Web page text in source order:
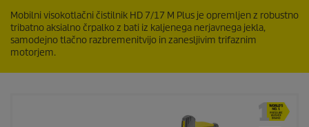
Mobilni visokotlačni čistilnik HD 7/17 M Plus je opremljen z robustno
tribatno aksialno črpalko z bati iz kaljenega nerjavnega jekla,
samodejno tlačno razbremenitvijo in zanesljivim trifaznim
motorjem.